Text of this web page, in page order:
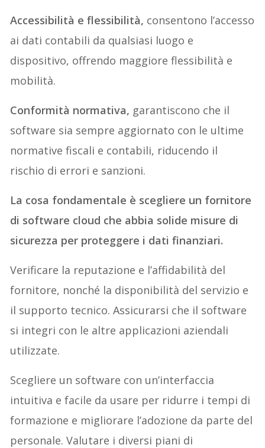
Accessibilità e flessibilità, consentono l’accesso
ai dati contabili da qualsiasi luogo e
dispositivo, offrendo maggiore flessibilità e
mobilità.
Conformità normativa, garantiscono che il
software sia sempre aggiornato con le ultime
normative fiscali e contabili, riducendo il
rischio di errori e sanzioni.
La cosa fondamentale è scegliere un fornitore
di software cloud che abbia solide misure di
sicurezza per proteggere i dati finanziari.
Verificare la reputazione e l’affidabilità del
fornitore, nonché la disponibilità del servizio e
il supporto tecnico. Assicurarsi che il software
si integri con le altre applicazioni aziendali
utilizzate.
Scegliere un software con un’interfaccia
intuitiva e facile da usare per ridurre i tempi di
formazione e migliorare l’adozione da parte del
personale. Valutare i diversi piani di